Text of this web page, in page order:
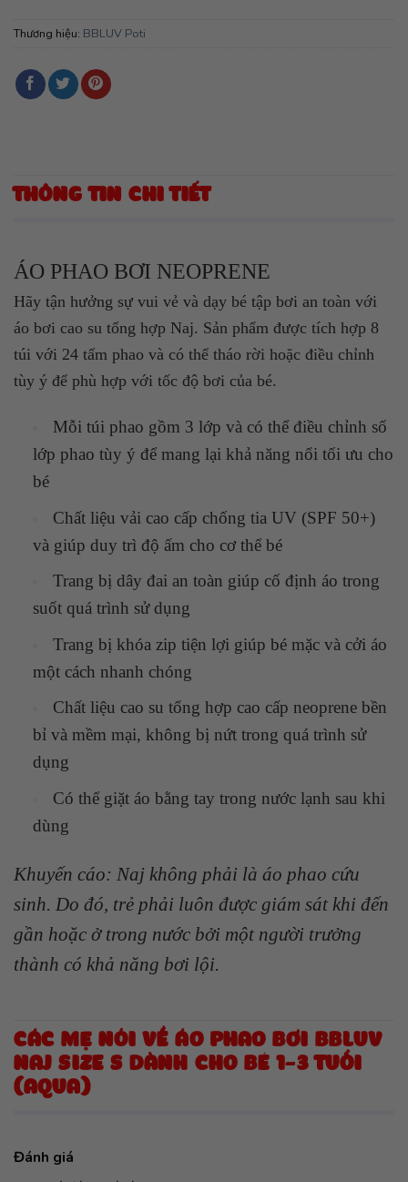
Thương hiệu: BBLUV Poti
THÔNG TIN CHI TIẾT
ÁO PHAO BƠI NEOPRENE
Hãy tận hưởng sự vui vẻ và dạy bé tập bơi an toàn với
áo bơi cao su tổng hợp Naj. Sản phẩm được tích hợp 8
túi với 24 tấm phao và có thể tháo rời hoặc điều chỉnh
tùy ý để phù hợp với tốc độ bơi của bé.
Mỗi túi phao gồm 3 lớp và có thể điều chỉnh số
lớp phao tùy ý để mang lại khả năng nổi tối ưu cho
bé
Chất liệu vải cao cấp chống tia UV (SPF 50+)
và giúp duy trì độ ấm cho cơ thể bé
Trang bị dây đai an toàn giúp cố định áo trong
suốt quá trình sử dụng
Trang bị khóa zip tiện lợi giúp bé mặc và cởi áo
một cách nhanh chóng
Chất liệu cao su tổng hợp cao cấp neoprene bền
bỉ và mềm mại, không bị nứt trong quá trình sử
dụng
Có thể giặt áo bằng tay trong nước lạnh sau khi
dùng
Khuyến cáo: Naj không phải là áo phao cứu
sinh. Do đó, trẻ phải luôn được giám sát khi đến
gần hoặc ở trong nước bởi một người trưởng
thành có khả năng bơi lội.
CÁC MẸ NÓI VỀ ÁO PHAO BƠI BBLUV
NAJ SIZE S DÀNH CHO BÉ 1-3 TUỔI
(AQUA)
Đánh giá